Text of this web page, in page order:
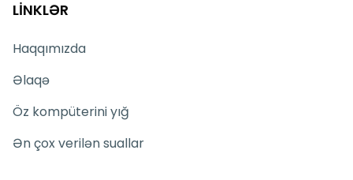
LİNKLƏR
Haqqımızda
Əlaqə
Öz kompüterini yığ
Ən çox verilən suallar